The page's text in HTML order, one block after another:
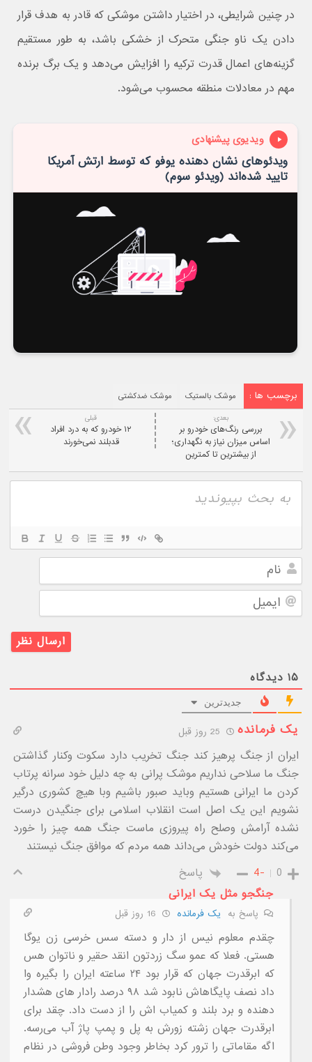
در چنین شرایطی، در اختیار داشتن موشکی که قادر به هدف قرار
دادن یک ناو جنگی متحرک از خشکی باشد، به طور مستقیم
گزینه‌های اعمال قدرت ترکیه را افزایش می‌دهد و یک برگ برنده
مهم در معادلات منطقه محسوب می‌شود.
ویدیوی پیشنهادی
ویدئوهای نشان دهنده یوفو که توسط ارتش آمریکا
تایید شده‌اند (ویدئو سوم)
برچسب ها : موشک بالستیک موشک ضدکشتی
قبلی
۱۲ خودرو که به درد افراد
قدبلند نمی‌خورند
بعدی:
بررسی رنگ‌های خودرو بر
اساس میزان نیاز به نگهداری؛
از بیشترین تا کمترین
نام
ایمیل
۱۵ دیدگاه
جدیدترین
یک فرمانده
ایران از جنگ پرهیز کند جنگ تخریب دارد سکوت وکنار گذاشتن
جنگ ما سلاحی نداریم موشک پرانی به چه دلیل خود سرانه پرتاب
کردن ما ایرانی هستیم وباید صبور باشیم وبا هیچ کشوری درگیر
نشویم این یک اصل است انقلاب اسلامی برای جنگیدن درست
نشده آرامش وصلح راه پیروزی ماست جنگ همه چیز را خورد
می‌کند دولت خودش می‌داند همه مردم که موافق جنگ نیستند
0
-4
پاسخ
جنگجو مثل یک ایرانی
پاسخ به یک فرمانده
چقدم معلوم نیس از دار و دسته سس خرسی زن یوگا
هستی. فعلا که عمو سگ زردتون انقد حقیر و ناتوان هس
که ابرقدرت جهان که قرار بود ۲۴ ساعته ایران را بگیره وا
داد نصف پایگاهاش نابود شد ۹۸ درصد رادار های هشدار
دهنده و برد بلند و کمیاب اش را از دست داد. چقد برای
ابرقدرت جهان زشته زورش به پل و پمپ پاژ آب می‌رسه.
اگه مقاماتی را ترور کرد بخاطر وجود وطن فروشی در نظام